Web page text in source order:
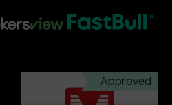
Approved